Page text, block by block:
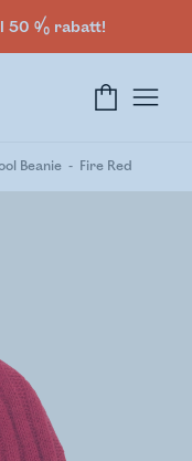
50 % rabatt!
Beanie Fire Red